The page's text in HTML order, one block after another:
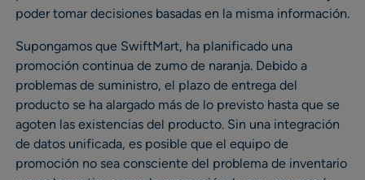
poder tomar decisiones basadas en la misma información.
Supongamos que SwiftMart, ha planificado una
promoción continua de zumo de naranja. Debido a
problemas de suministro, el plazo de entrega del
producto se ha alargado más de lo previsto hasta que se
agoten las existencias del producto. Sin una integración
de datos unificada, es posible que el equipo de
promoción no sea consciente del problema de inventario